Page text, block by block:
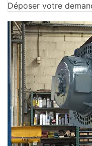
Déposer votre